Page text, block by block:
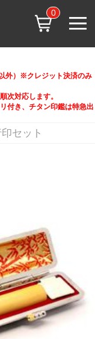
0
外）※クレジット決済のみ
次対応します。
付き、チタン印鑑は特急出
セット